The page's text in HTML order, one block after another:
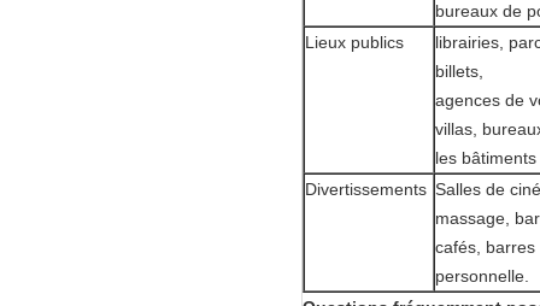
bureaux de
Lieux publics
librairies,
billets,
agences de
villas,
les
Divertissements Salles de
massage,
cafés,
personnelle.